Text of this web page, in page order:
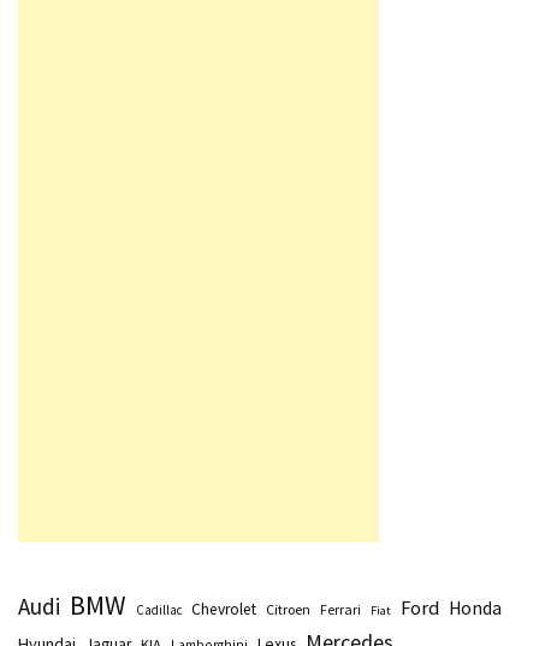
Audi BMW Cadillac Chevrolet Citroen Ferrari Fiat Ford Honda